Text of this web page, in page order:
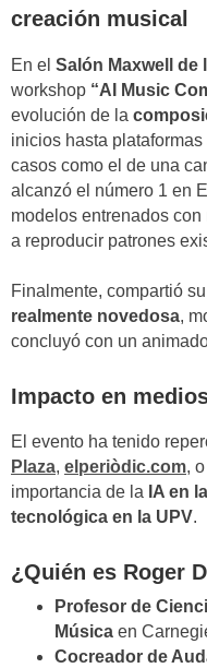
creación musical
En el Salón Maxwell de
workshop “AI Music
evolución de la
inicios hasta
casos como el de una
alcanzó el número 1 en
modelos entrenados
a reproducir patrones
Finalmente, compartió
realmente novedosa,
concluyó con un
Impacto en
El evento ha tenido
Plaza, elperiòdic.com, o
importancia de la IA en
tecnológica en la UPV.
¿Quién es Roger
Profesor de
Música en
Cocreador de